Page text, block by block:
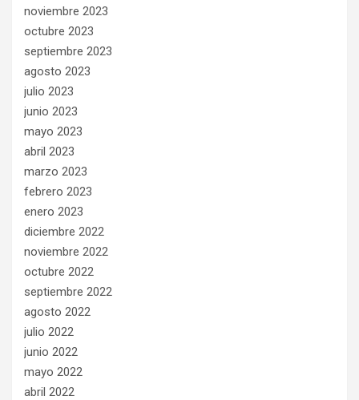
noviembre 2023
octubre 2023
septiembre 2023
agosto 2023
julio 2023
junio 2023
mayo 2023
abril 2023
marzo 2023
febrero 2023
enero 2023
diciembre 2022
noviembre 2022
octubre 2022
septiembre 2022
agosto 2022
julio 2022
junio 2022
mayo 2022
abril 2022